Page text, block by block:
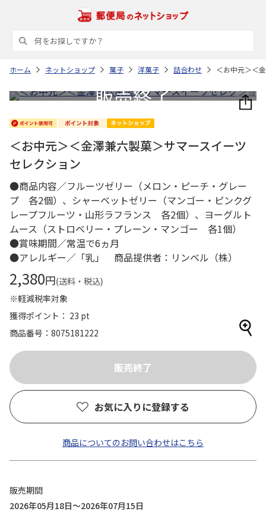
ホーム ネットショップ 菓子 洋菓子 詰合わせ ＜お中元＞＜
＜お中元＞＜金澤兼六製菓＞サマースイーツ
セレクション
●商品内容／フルーツゼリー（メロン・ピーチ・グレー
プ 各2個）、シャーベットゼリー（マンゴー・ピンクグ
レープフルーツ・山形ラフランス 各2個）、ヨーグルト
ムース（ストロベリー・プレーン・マンゴー 各1個）
●賞味期間／常温で6ヵ月
●アレルギー／「乳」 商品提供者：リンベル（株）
2,380円(送料・税込)
※軽減税率対象
獲得ポイント： 23 pt
商品番号
8075181222
お気に入りに登録する
商品についてのお問い合わせはこちら
販売期間
2026年05月18日～2026年07月15日